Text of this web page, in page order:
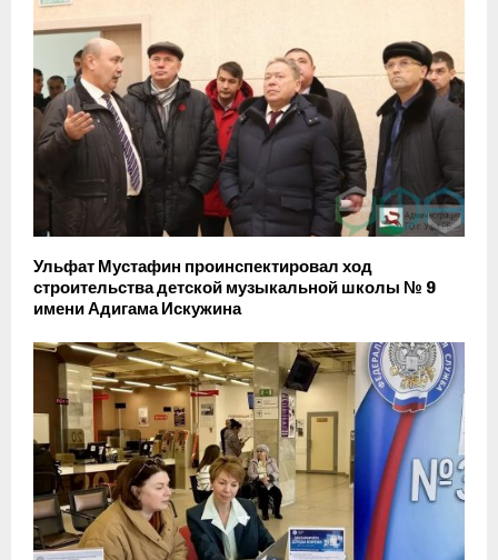
Ульфат Мустафин проинспектировал ход
строительства детской музыкальной школы № 9
имени Адигама Искужина